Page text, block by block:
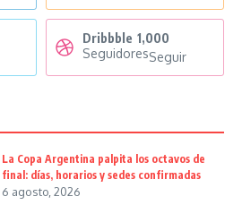
Dribbble 1,000
SeguidoresSeguir
La Copa Argentina palpita los octavos de
final: días, horarios y sedes confirmadas
6 agosto, 2026